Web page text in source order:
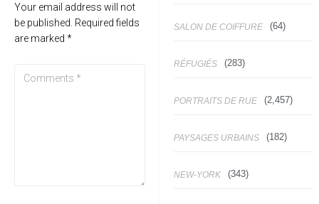
Your email address will not
be published. Required fields
are marked *
SALON DE COIFFURE (64)
RÉFUGIÉS (283)
PORTRAITS DE RUE (2,457)
PAYSAGES URBAINS (182)
NEW-YORK (343)